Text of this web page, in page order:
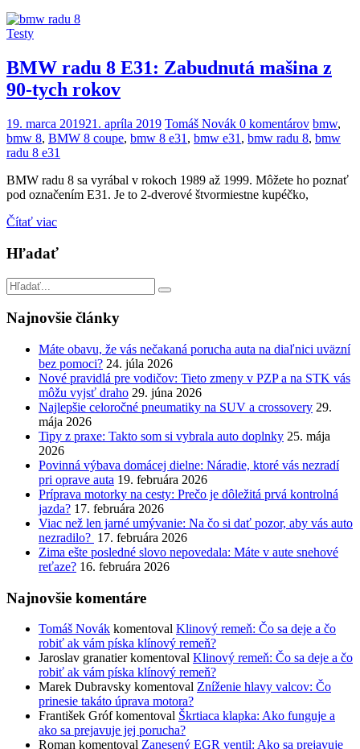
Testy
BMW radu 8 E31: Zabudnutá mašina z
90-tych rokov
19. marca 201921. apríla 2019 Tomáš Novák 0 komentárov bmw,
bmw 8, BMW 8 coupe, bmw 8 e31 , bmw e31 , bmw radu 8, bmw
radu 8 e31
BMW radu 8 sa vyrábal v rokoch 1989 až 1999. Môžete ho poznať
pod označením E31. Je to 2-dverové štvormiestne kupéčko,
Čítať viac
Hľadať
Najnovšie články
Máte obavu, že vás nečakaná porucha auta na diaľnici uväzní
bez pomoci? 24. júla 2026
Nové pravidlá pre vodičov: Tieto zmeny v PZP a na STK vás
môžu vyjsť draho 29. júna 2026
Najlepšie celoročné pneumatiky na SUV a crossovery 29.
mája 2026
Tipy z praxe: Takto som si vybrala auto doplnky 25. mája
2026
Povinná výbava domácej dielne: Náradie, ktoré vás nezradí
pri oprave auta 19. februára 2026
Príprava motorky na cesty: Prečo je dôležitá prvá kontrolná
jazda? 17. februára 2026
Viac než len jarné umývanie: Na čo si dať pozor, aby vás auto
nezradilo? 17. februára 2026
Zima ešte posledné slovo nepovedala: Máte v aute snehové
reťaze? 16. februára 2026
Najnovšie komentáre
Tomáš Novák komentoval Klinový remeň: Čo sa deje a čo
robiť ak vám píska klínový remeň?
Jaroslav granatierkomentoval Klinový remeň: Čo sa deje a čo
robiť ak vám píska klínový remeň?
Marek Dubravsky komentoval Zníženie hlavy valcov: Čo
prinesie takáto úprava motora?
František Grófkomentoval Škrtiaca klapka: Ako funguje a
ako sa prejavuje jej porucha?
Roman komentoval Zanesený EGR ventil: Ako sa prejavuje